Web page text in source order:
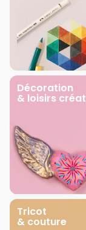
Décoration
& loisirs
Tricot
& couture